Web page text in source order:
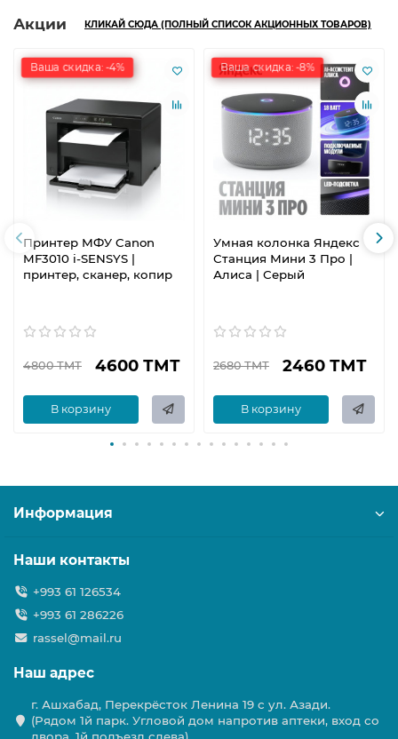
Акции КЛИКАЙ СЮДА (ПОЛНЫЙ СПИСОК АКЦИОННЫХ ТОВАРОВ)
Ваша скидка: -4%
Принтер МФУ Canon
MF3010 i-SENSYS |
принтер, сканер, копир
4800 ТМТ 4600 ТМТ
В корзину
Ваша скидка: -8%
Умная колонка Яндекс
Станция Мини 3 Про |
Алиса | Серый
2680 ТМТ 2460 ТМТ
В корзину
Информация
Наши контакты
+993 61 126534
+993 61 286226
rassel@mail.ru
Наш адрес
г. Ашхабад, Перекрёсток Ленина 19 с ул. Азади.
(Рядом 1й парк. Угловой дом напротив аптеки, вход со